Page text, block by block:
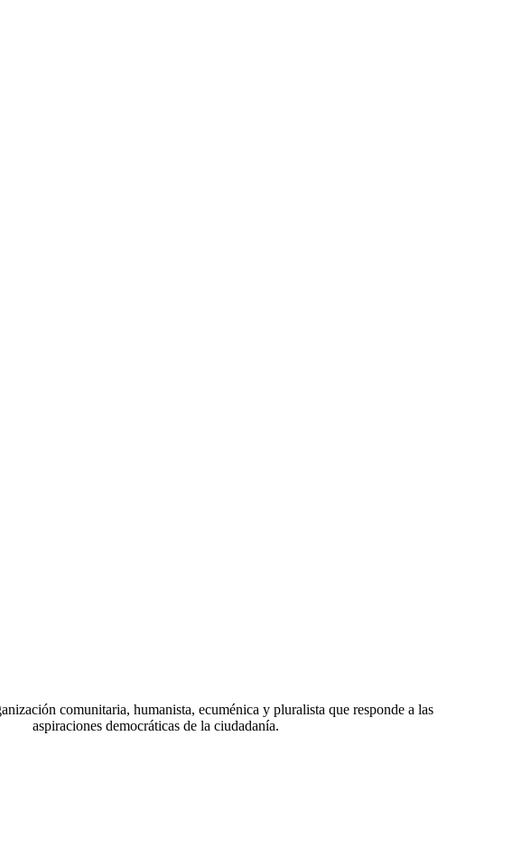
comunitaria, humanista, ecuménica y pluralista que responde a las
aspiraciones democráticas de la ciudadanía.